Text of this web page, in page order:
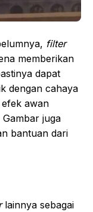
filter
memberikan
dapat
dengan cahaya
awan
juga
bantuan dari
lainnya sebagai